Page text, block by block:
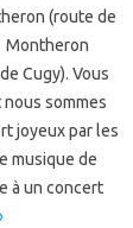
(route de
Montheron
Cugy). Vous
sommes
joyeux par les
musique de
à un concert